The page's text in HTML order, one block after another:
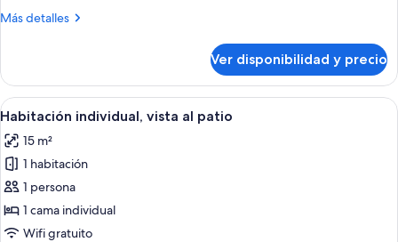
Más detalles
Más
doble
superior
Ver disponibilidad y precio
Ver
todas
las
fotos
de
Habitación
individual,
Un baño moderno con bañera,
7
Habitación individual, vista al patio
15 m²
1 habitación
1 persona
1 cama individual
Wifi gratuito